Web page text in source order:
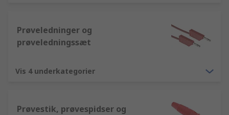
Prøveledninger og
prøveledningssæt
Vis 4 underkategorier
Prøvestik, prøvespidser og